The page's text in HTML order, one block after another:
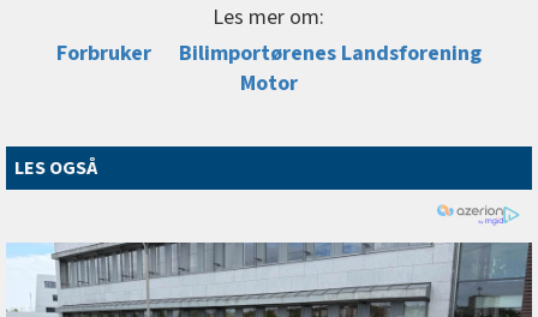
Les mer om:
Forbruker
Bilimportørenes Landsforening
Motor
LES OGSÅ